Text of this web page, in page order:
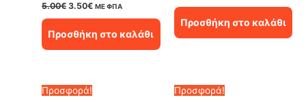
5.00€ Original
5.00€.
3.50€Η
είναι:
3.50€.
ΜΕ ΦΠΑ
Προσθήκη στο καλάθι
0.36€.είναι:
0.25€.
Προσθήκη στο καλάθι
Προσφορά! Προσφορά!